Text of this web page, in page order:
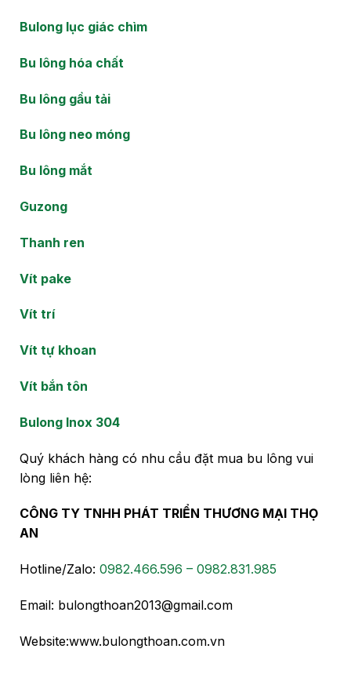
Bulong lục giác chìm
Bu lông hóa chất
Bu lông gầu tải
Bu lông neo móng
Bu lông mắt
Guzong
Thanh ren
Vít pake
Vít trí
Vít tự khoan
Vít bắn tôn
Bulong Inox 304
Quý khách hàng có nhu cầu đặt mua bu lông vui
lòng liên hệ:
CÔNG TY TNHH PHÁT TRIỂN THƯƠNG MẠI THỌ
AN
Hotline/Zalo: 0982.466.596 – 0982.831.985
Email: bulongthoan2013@gmail.com
Website:www.bulongthoan.com.vn